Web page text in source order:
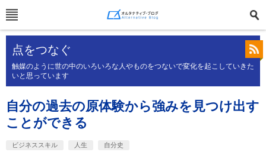
点をつなぐ
触媒のように世の中のいろいろな人やものをつないで変化を起こしていきた
いと思っています
自分の過去の原体験から強みを見つけ出す
ことができる
ビジネススキル 人生 自分史